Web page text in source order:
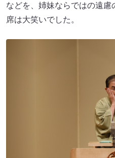
などを、姉妹ならではの遠
席は大笑いでした。